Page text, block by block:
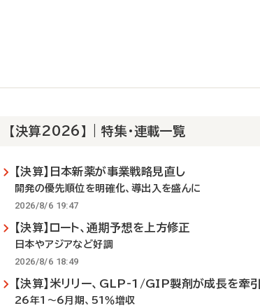
【決算2026】 | 特集・連載一覧
【決算】日本新薬が事業戦略見直し
開発の優先順位を明確化、導出入を盛んに
2026/8/6 19:47
【決算】ロート、通期予想を上方修正
日本やアジアなど好調
2026/8/6 18:49
【決算】米リリー、GLP-1/GIP製剤が成長を牽引
26年1～6月期、51％増収